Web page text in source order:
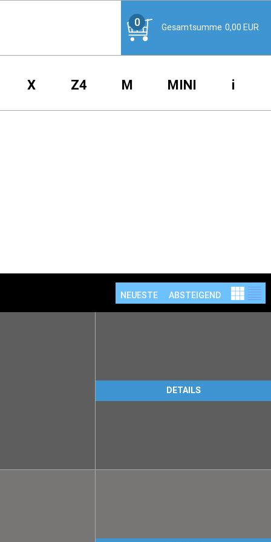
0 Gesamtsumme 0,00 EUR
X Z4 M MINI i
NEUESTE ABSTEIGEND
DETAILS